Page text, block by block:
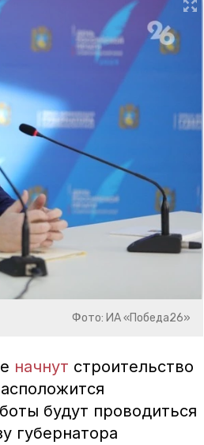
Фото: ИА «Победа26»
начнут строительство
будут проводиться
губернатора